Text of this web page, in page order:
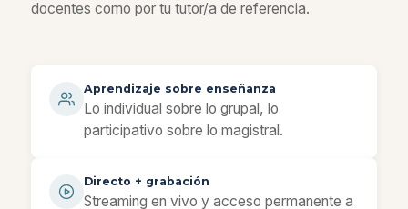
docentes como por tu tutor/a de referencia.
Aprendizaje sobre enseñanza
Lo individual sobre lo grupal, lo
participativo sobre lo magistral.
Directo + grabación
Streaming en vivo y acceso permanente a